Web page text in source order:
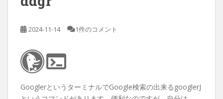
2024-11-14 1件のコメント
GooglerというターミナルでGoogle検索の出来るgooglerJ